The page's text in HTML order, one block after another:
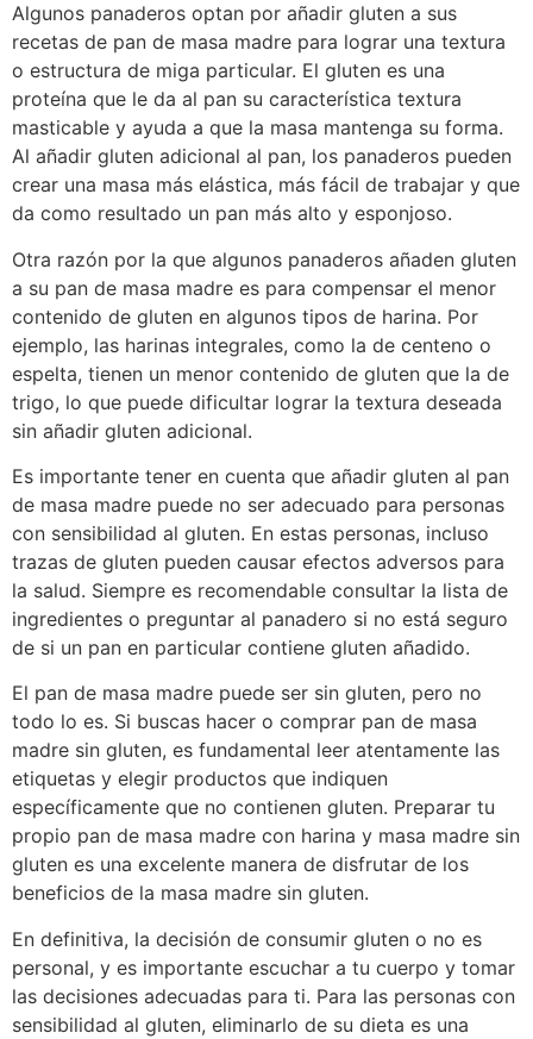
Algunos panaderos optan por añadir gluten a sus
recetas de pan de masa madre para lograr una textura
o estructura de miga particular. El gluten es una
proteína que le da al pan su característica textura
masticable y ayuda a que la masa mantenga su forma.
Al añadir gluten adicional al pan, los panaderos pueden
crear una masa más elástica, más fácil de trabajar y que
da como resultado un pan más alto y esponjoso.
Otra razón por la que algunos panaderos añaden gluten
a su pan de masa madre es para compensar el menor
contenido de gluten en algunos tipos de harina. Por
ejemplo, las harinas integrales, como la de centeno o
espelta, tienen un menor contenido de gluten que la de
trigo, lo que puede dificultar lograr la textura deseada
sin añadir gluten adicional.
Es importante tener en cuenta que añadir gluten al pan
de masa madre puede no ser adecuado para personas
con sensibilidad al gluten. En estas personas, incluso
trazas de gluten pueden causar efectos adversos para
la salud. Siempre es recomendable consultar la lista de
ingredientes o preguntar al panadero si no está seguro
de si un pan en particular contiene gluten añadido.
El pan de masa madre puede ser sin gluten, pero no
todo lo es. Si buscas hacer o comprar pan de masa
madre sin gluten, es fundamental leer atentamente las
etiquetas y elegir productos que indiquen
específicamente que no contienen gluten. Preparar tu
propio pan de masa madre con harina y masa madre sin
gluten es una excelente manera de disfrutar de los
beneficios de la masa madre sin gluten.
En definitiva, la decisión de consumir gluten o no es
personal, y es importante escuchar a tu cuerpo y tomar
las decisiones adecuadas para ti. Para las personas con
sensibilidad al gluten, eliminarlo de su dieta es una